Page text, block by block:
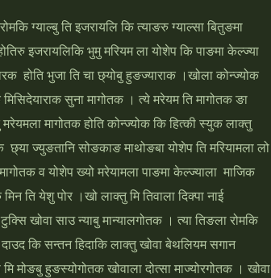
ग्‍याल्‍बु ति इजरायलि कि त्‍याङरु ग्‍याल्‍सा बितुङमा
इजरायलिकि भुमु मरियम ला योशेप कि पाङमा केल्‍ज्‍या
होति भुजा ति चा छ्‍योबु हुङज्‍याराक ।खोला कोन्‍ज्‍योक
सुना मागोतक । त्‍ये मरेयम ति मागोतक ङा
मागोतक होति कोन्‍ज्‍योक कि हित्‍की स्‍युक लाक्‍तु
छ्‍या ज्‍युङतानि सोङकाङ माथोङबा योशेप ति मरियामला लो
व योशेप ख्‍यो मरेयामला पाङमा केल्‍ज्‍याला माजिक
ति येशु पोर ।खो लाक्‍तु मि तिवाला दिक्‍पा नाई
खोवा साउ न्‍याबु मान्‍यालगोतक । त्‍या तिङला रोमकि
कि सन्‍तन हिदाकि लाक्‍तु खोवा बेथलियम सगान
मोङबु हुङस्‍योगोतक खोवाला दोत्‍सा माज्‍योरगोतक । खोवा